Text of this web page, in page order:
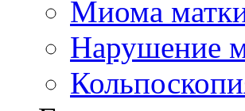
Миома
Нарушение